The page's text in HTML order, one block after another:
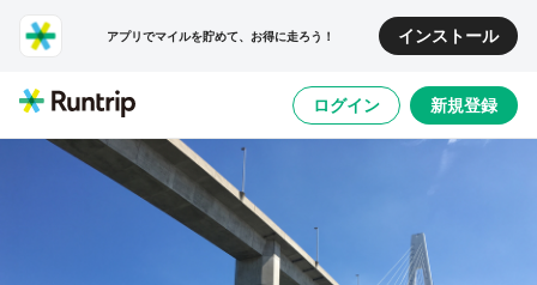
アプリでマイルを貯めて、お得に走ろう！ インストール
ログイン 新規登録